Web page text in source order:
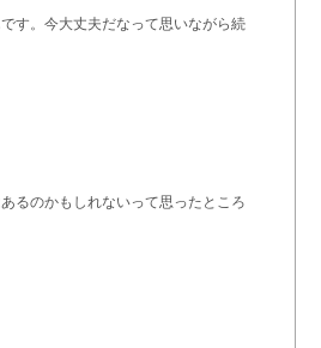
す。今大丈夫だなって思いながら続
るのかもしれないって思ったところ